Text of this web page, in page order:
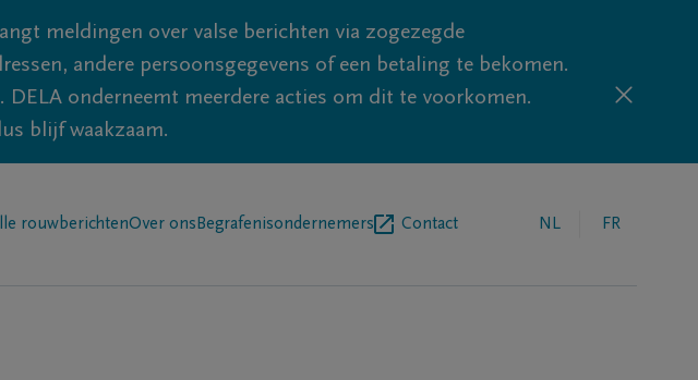
meldingen over valse berichten via zogezegde
andere persoonsgegevens of een betaling te bekomen.
onderneemt meerdere acties om dit te voorkomen.
blijf waakzaam.
rouwberichtenOver ons Begrafenisondernemers Contact NL FR